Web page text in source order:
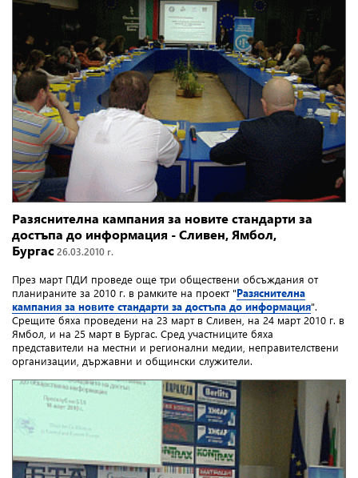
Разяснителна кампания за новите стандарти за
достъпа до информация - Сливен, Ямбол,
Бургас 26.03.2010 г.
През март ПДИ проведе още три обществени обсъждания от
планираните за 2010 г. в рамките на проект "Разяснителна
кампания за новите стандарти за достъпа до информация".
Срещите бяха проведени на 23 март в Сливен, на 24 март 2010 г. в
Ямбол, и на 25 март в Бургас. Сред участниците бяха
представители на местни и регионални медии, неправителствени
организации, държавни и общински служители.